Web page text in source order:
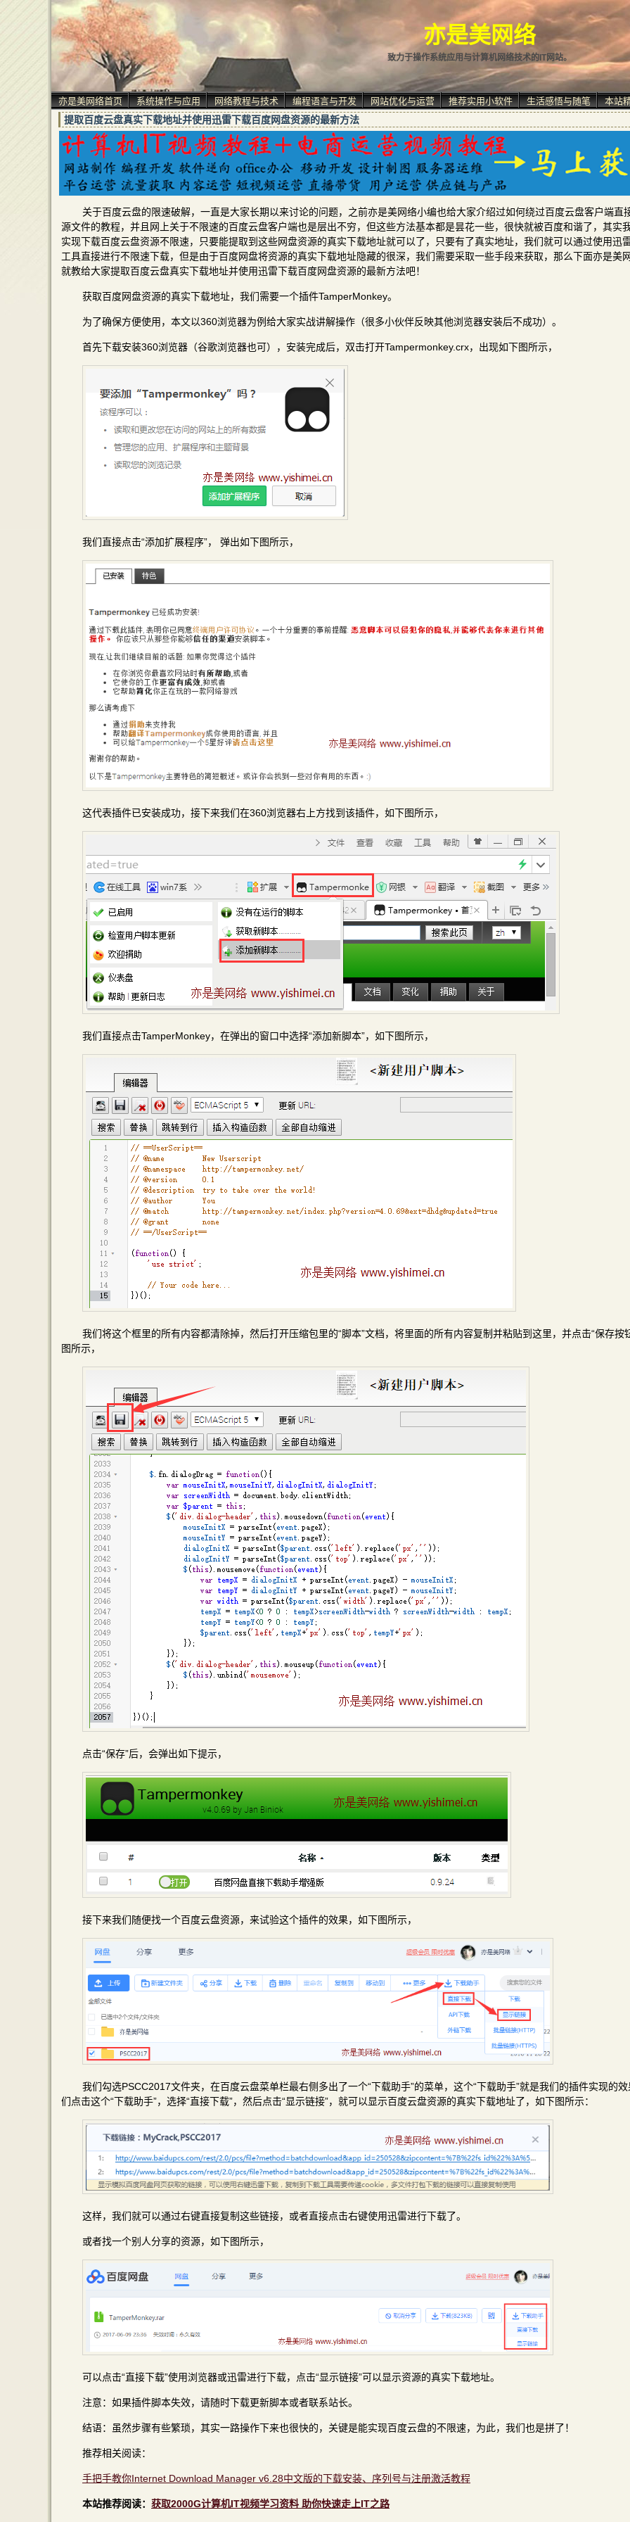
亦是美网络
致力于操作系统应用与计算机网络技术的IT网站。
亦是美网络首页 系统操作与应用 网络教程与技术 编程语言与开发 网站优化与运营 推荐实用小软件 生活感悟与随笔 本站
提取百度云盘真实下载地址并使用迅雷下载百度网盘资源的最新方法
关于百度云盘的限速破解，一直是大家长期以来讨论的问题，之前亦是美网络小编也给大家介绍过如何绕过百度云盘客户端直
源文件的教程，并且网上关于不限速的百度云盘客户端也是层出不穷，但这些方法基本都是昙花一些，很快就被百度和谐了，其实
实现下载百度云盘资源不限速，只要能提取到这些网盘资源的真实下载地址就可以了，只要有了真实地址，我们就可以通过使用迅
工具直接进行不限速下载，但是由于百度网盘将资源的真实下载地址隐藏的很深，我们需要采取一些手段来获取，那么下面亦是美
就教给大家提取百度云盘真实下载地址并使用迅雷下载百度网盘资源的最新方法吧！
获取百度网盘资源的真实下载地址，我们需要一个插件TamperMonkey。
为了确保方便使用，本文以360浏览器为例给大家实战讲解操作（很多小伙伴反映其他浏览器安装后不成功）。
首先下载安装360浏览器（谷歌浏览器也可），安装完成后，双击打开Tampermonkey.crx，出现如下图所示，
我们直接点击“添加扩展程序”， 弹出如下图所示，
这代表插件已安装成功，接下来我们在360浏览器右上方找到该插件，如下图所示，
我们直接点击TamperMonkey，在弹出的窗口中选择“添加新脚本”，如下图所示，
我们将这个框里的所有内容都清除掉，然后打开压缩包里的“脚本”文档，将里面的所有内容复制并粘贴到这里，并点击“保存按
图所示，
点击“保存”后，会弹出如下提示，
接下来我们随便找一个百度云盘资源，来试验这个插件的效果，如下图所示，
我们勾选PSCC2017文件夹，在百度云盘菜单栏最右侧多出了一个“下载助手”的菜单，这个“下载助手”就是我们的插件实现的
们点击这个“下载助手”，选择“直接下载”，然后点击“显示链接”，就可以显示百度云盘资源的真实下载地址了，如下图所示：
这样，我们就可以通过右键直接复制这些链接，或者直接点击右键使用迅雷进行下载了。
或者找一个别人分享的资源，如下图所示，
可以点击“直接下载”使用浏览器或迅雷进行下载，点击“显示链接”可以显示资源的真实下载地址。
注意：如果插件脚本失效，请随时下载更新脚本或者联系站长。
结语：虽然步骤有些繁琐，其实一路操作下来也很快的，关键是能实现百度云盘的不限速，为此，我们也是拼了！
推荐相关阅读：
手把手教你Internet Download Manager v6.28中文版的下载安装、序列号与注册激活教程
本站推荐阅读： 获取2000G计算机IT视频学习资料 助你快速走上IT之路